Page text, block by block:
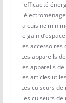
l'efficacité
la cuisine
le gain d'espace.
les accessoires
Les appareils
les appareils de
les articles
Les cuiseurs de
Les cuiseurs de